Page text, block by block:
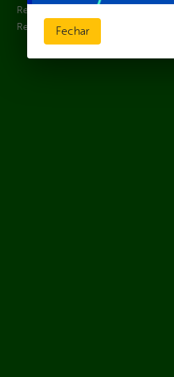
Recursos Humanos
Renúncias de Receitas
Fechar